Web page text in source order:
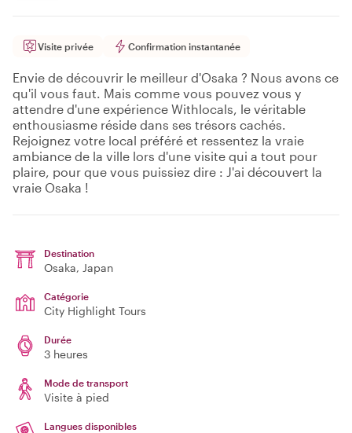
Visite privée Confirmation instantanée
Envie de découvrir le meilleur d'Osaka ? Nous avons ce
qu'il vous faut. Mais comme vous pouvez vous y
attendre d'une expérience Withlocals, le véritable
enthousiasme réside dans ses trésors cachés.
Rejoignez votre local préféré et ressentez la vraie
ambiance de la ville lors d'une visite qui a tout pour
plaire, pour que vous puissiez dire : J'ai découvert la
vraie Osaka !
Destination
Osaka, Japan
Catégorie
City Highlight Tours
Durée
3 heures
Mode de transport
Visite à pied
Langues disponibles